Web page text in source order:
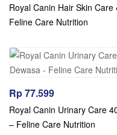
Royal Canin Hair Skin
Feline Care Nutrition
Rp77.599
Royal Canin Urinary Care
– Feline Care Nutrition